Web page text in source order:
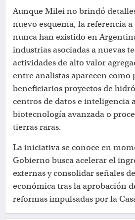
Aunque Milei no brindó
nuevo esquema, la referencia a
nunca han existido en
industrias asociadas a nuevas
actividades de alto valor
entre analistas aparecen como
beneficiarios proyectos de
centros de datos e inteligencia
biotecnología avanzada o
tierras raras.
La iniciativa se conoce en
Gobierno busca acelerar el
externas y consolidar señales
económica tras la aprobación
reformas impulsadas por la